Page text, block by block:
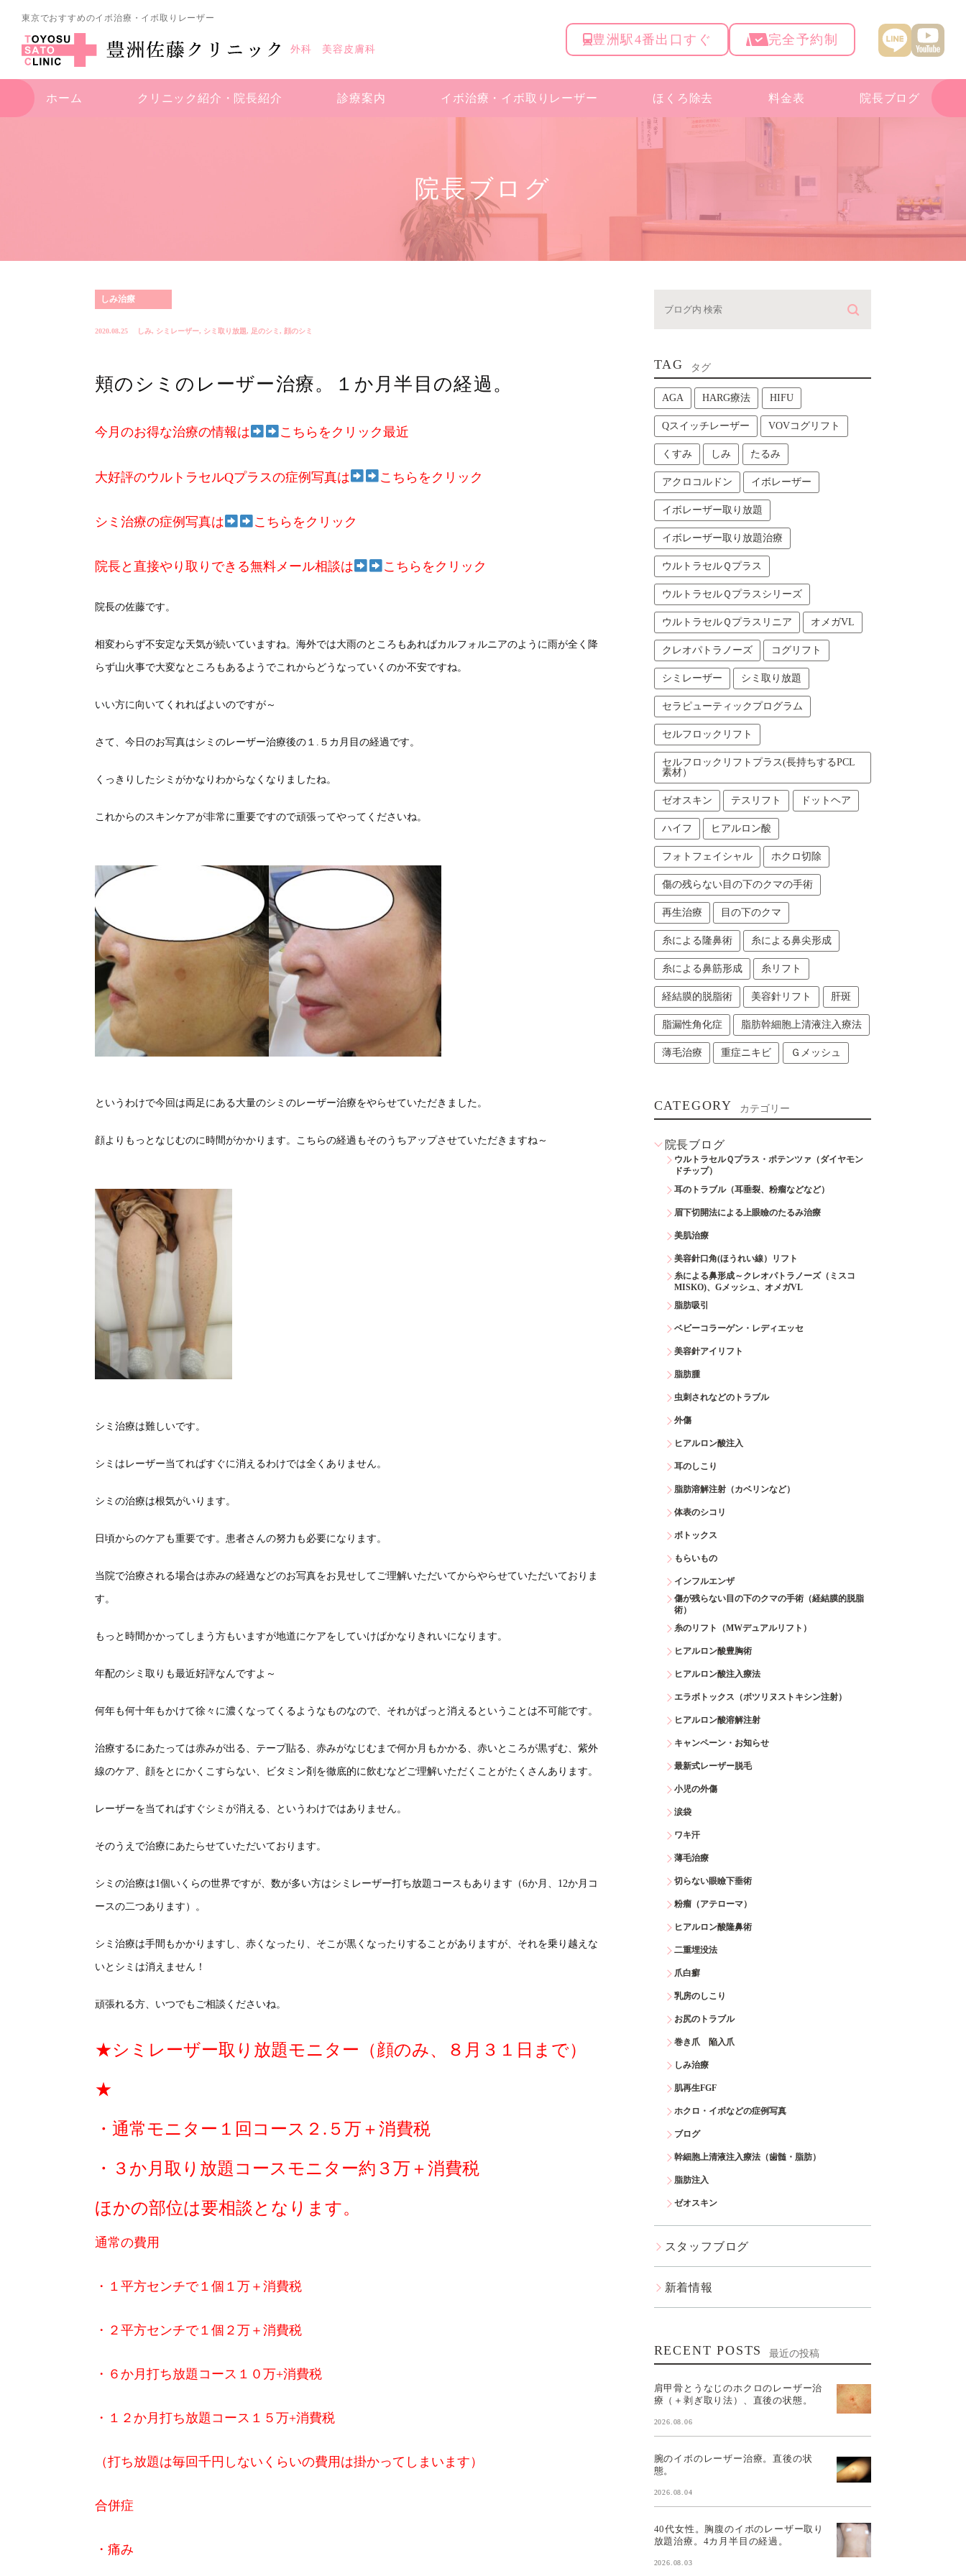
東京でおすすめのイボ治療・イボ取りレーザー
外科 美容皮膚科
豊洲駅4番出口すぐ 完全予約制
ホーム クリニック紹介・ 院長紹介 診療案内 イボ治療・ イボ取りレーザー ほくろ除去 料金表 院長ブログ
院長ブログ
しみ治療
2020.08.25 しみ, シミレーザー, シミ取り放題, 足のシミ , 顔のシミ
頬のシミのレーザー治療。１か月半目の経過。
今月のお得な治療の情報は こちらをクリック最近
大好評のウルトラセルQプラスの症例写真は こちらをクリック
シミ治療の症例写真は こちらをクリック
院長と直接やり取りできる無料メール相談は こちらをクリック
院長の佐藤です。
相変わらず不安定な天気が続いていますね。海外では大雨のところもあればカルフォルニアのように雨が全く降
らず山火事で大変なところもあるようでこれからどうなっていくのか不安ですね。
いい方に向いてくれればよいのですが～
さて、今日のお写真はシミのレーザー治療後の１.５カ月目の経過です。
くっきりしたシミがかなりわからなくなりましたね。
これからのスキンケアが非常に重要ですので頑張ってやってくださいね。
というわけで今回は両足にある大量のシミのレーザー治療をやらせていただきました。
顔よりもっとなじむのに時間がかかります。こちらの経過もそのうちアップさせていただきますね～
シミ治療は難しいです。
シミはレーザー当てればすぐに消えるわけでは全くありません。
シミの治療は根気がいります。
日頃からのケアも重要です。患者さんの努力も必要になります。
当院で治療される場合は赤みの経過などのお写真をお見せしてご理解いただいてからやらせていただいておりま
す。
もっと時間かかってしまう方もいますが地道にケアをしていけばかなりきれいになります。
年配のシミ取りも最近好評なんですよ～
何年も何十年もかけて徐々に濃くなってくるようなものなので、それがぱっと消えるということは不可能です。
治療するにあたっては赤みが出る、テープ貼る、赤みがなじむまで何か月もかかる、赤いところが黒ずむ、紫外
線のケア、顔をとにかくこすらない、ビタミン剤を徹底的に飲むなどご理解いただくことがたくさんあります。
レーザーを当てればすぐシミが消える、というわけではありません。
そのうえで治療にあたらせていただいております。
シミの治療は1個いくらの世界ですが、数が多い方はシミレーザー打ち放題コースもあります（6か月、12か月コ
ースの二つあります）。
シミ治療は手間もかかりますし、赤くなったり、そこが黒くなったりすることがありますが、それを乗り越えな
いとシミは消えません！
頑張れる方、いつでもご相談くださいね。
★シミレーザー取り放題モニター（顔のみ、８月３１日まで）
★
・通常モニター１回コース２.５万＋消費税
・３か月取り放題コースモニター約３万＋消費税
ほかの部位は要相談となります。
通常の費用
・１平方センチで１個１万＋消費税
・２平方センチで１個２万＋消費税
・６ か月打ち放題コース１０万+消費税
・１２か月打ち放題コース１５万+消費税
（打ち放題は毎回千円しないくらいの費用は掛かってしまいます）
合併症
・痛み
TAG タグ
AGA HARG療法 HIFU
Qスイッチレーザー VOVコグリフト
くすみ しみ たるみ
アクロコルドン イボレーザー
イボレーザー取り放題
イボレーザー取り放題治療
ウルトラセルＱプラス
ウルトラセルＱプラスシリーズ
ウルトラセルＱプラスリニア オメガVL
クレオパトラノーズ コグリフト
シミレーザー シミ取り放題
セラピューティックプログラム
セルフロックリフト
セルフロックリフトプラス(長持ちするPCL
素材）
ゼオスキン テスリフト ドットヘア
ハイフ ヒアルロン酸
フォトフェイシャル ホクロ切除
傷の残らない目の下のクマの手術
再生治療 目の下のクマ
糸による隆鼻術 糸による鼻尖形成
糸による鼻筋形成 糸リフト
経結膜的脱脂術 美容針リフト 肝斑
脂漏性角化症 脂肪幹細胞上清液注入療法
薄毛治療 重症ニキビ Ｇメッシュ
CATEGORY カテゴリー
院長ブログ
ウルトラセルＱプラス・ポテンツァ（ダイヤモン
ドチップ）
耳のトラブル（耳垂裂、粉瘤などなど）
眉下切開法による上眼瞼のたるみ治療
美肌治療
美容針口角(ほうれい線）リフト
糸による鼻形成～クレオパトラノーズ（ミスコ
MISKO)、Gメッシュ、オメガVL
脂肪吸引
ベビーコラーゲン・レディエッセ
美容針アイリフト
脂肪腫
虫刺されなどのトラブル
外傷
ヒアルロン酸注入
耳のしこり
脂肪溶解注射（カベリンなど）
体表のシコリ
ボトックス
もらいもの
インフルエンザ
傷が残らない目の下のクマの手術（経結膜的脱脂
術）
糸のリフト（MWデュアルリフト）
ヒアルロン酸豊胸術
ヒアルロン酸注入療法
エラボトックス（ボツリヌストキシン注射）
ヒアルロン酸溶解注射
キャンペーン・お知らせ
最新式レーザー脱毛
小児の外傷
涙袋
ワキ汗
薄毛治療
切らない眼瞼下垂術
粉瘤（アテローマ）
ヒアルロン酸隆鼻術
二重埋没法
爪白癬
乳房のしこり
お尻のトラブル
巻き爪 陥入爪
しみ治療
肌再生FGF
ホクロ・イボなどの症例写真
ブログ
幹細胞上清液注入療法（歯髄・脂肪）
脂肪注入
ゼオスキン
スタッフブログ
新着情報
RECENT POSTS 最近の投稿
肩甲骨とうなじのホクロのレーザー治
療（＋剥ぎ取り法）、直後の状態。
2026.08.06
腕のイボのレーザー治療。直後の状
態。
2026.08.04
40代女性。胸腹のイボのレーザー取り
放題治療。4カ月半目の経過。
2026.08.03